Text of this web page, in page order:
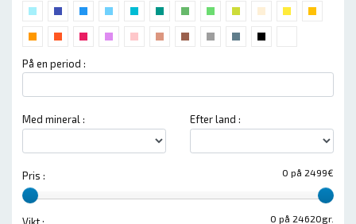
På en period :
Med mineral : Efter land :
0 på 2499€
Pris :
0 på 24620gr.